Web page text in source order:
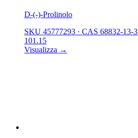
D-(-)-Prolinolo
SKU 45777293 · CAS 68832-13-3
101.15
Visualizza →